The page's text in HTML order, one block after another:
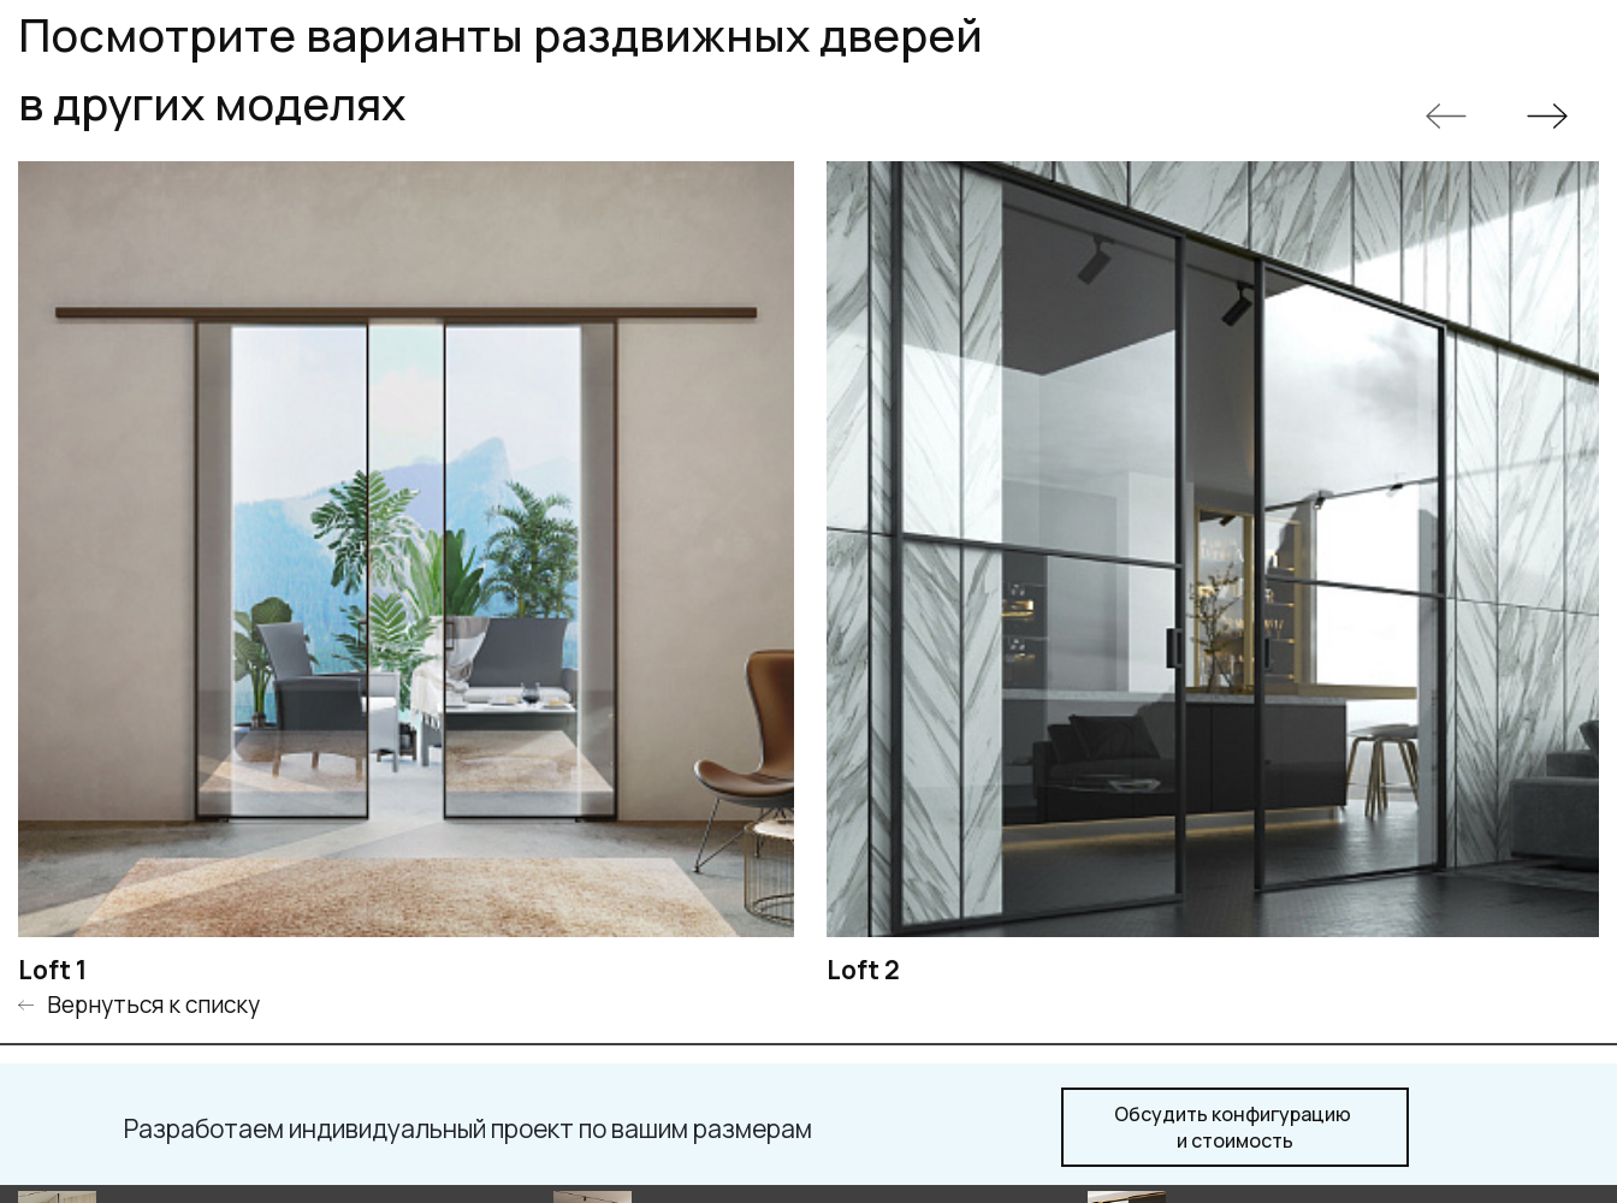
Посмотрите варианты раздвижных дверей
в других моделях
Loft 1 Loft 2
Вернуться к списку
Разработаем индивидуальный проект по вашим размерам
Обсудить конфигурацию
и стоимость